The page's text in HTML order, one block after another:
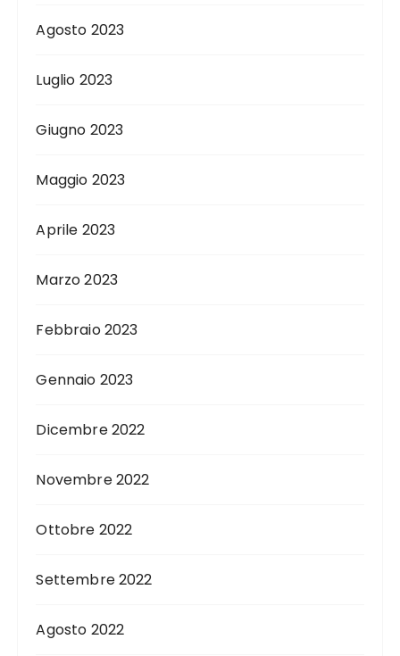
Agosto 2023
Luglio 2023
Giugno 2023
Maggio 2023
Aprile 2023
Marzo 2023
Febbraio 2023
Gennaio 2023
Dicembre 2022
Novembre 2022
Ottobre 2022
Settembre 2022
Agosto 2022